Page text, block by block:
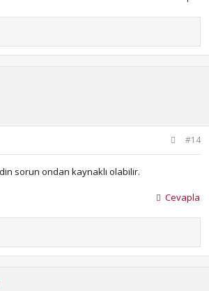
#14
sorun ondan kaynaklı olabilir.
Cevapla